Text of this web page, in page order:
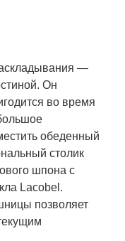
—
Он
во время
обеденный
столик
шпона с
Lacobel.
позволяет